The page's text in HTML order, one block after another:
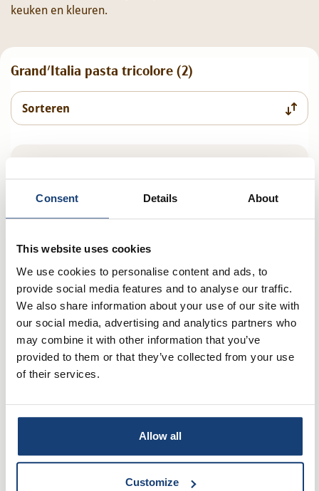
Consent Details About
This website uses cookies
We use cookies to personalise content and ads, to
provide social media features and to analyse our traffic.
We also share information about your use of our site with
our social media, advertising and analytics partners who
may combine it with other information that you’ve
provided to them or that they’ve collected from your use
of their services.
Allow all
Customize
keuken en kleuren.
Grand'Italia pasta tricolore (2)